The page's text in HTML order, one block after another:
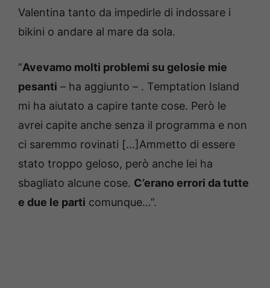
Valentina tanto da impedirle di indossare i
bikini o andare al mare da sola.
“Avevamo molti problemi su gelosie mie
pesanti – ha aggiunto – . Temptation Island
mi ha aiutato a capire tante cose. Però le
avrei capite anche senza il programma e non
ci saremmo rovinati […]Ammetto di essere
stato troppo geloso, però anche lei ha
sbagliato alcune cose. C’erano errori da tutte
e due le parti comunque…”.